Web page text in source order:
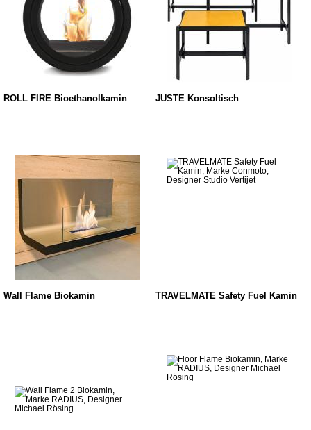
ROLL FIRE Bioethanolkamin JUSTE Konsoltisch
Wall Flame Biokamin TRAVELMATE Safety Fuel Kamin